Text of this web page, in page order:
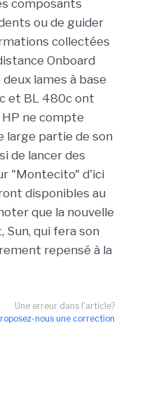
composants
ou de guider
collectées
Onboard
lames à base
et BL 480c ont
ne compte
large partie de son
de lancer des
"Montecito" d'ici
disponibles au
que la nouvelle
qui fera son
repensé à la
Une erreur dans l'article?
nous une correction